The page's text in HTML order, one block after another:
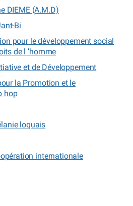
DIEME (A.M.D)
Bi
pour le développement social
de l ’homme
et de Développement
la Promotion et le
hop
loquais
internationale